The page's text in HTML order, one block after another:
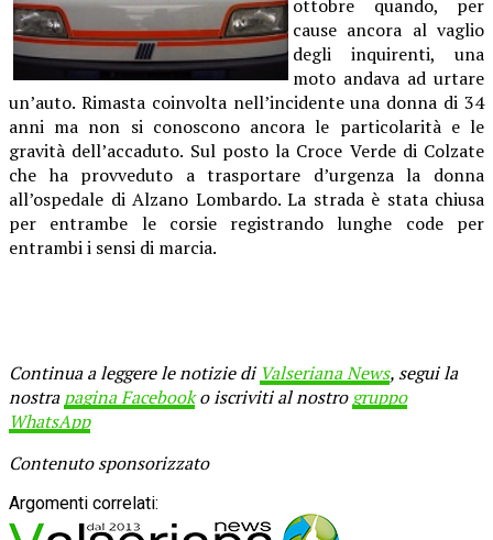
ottobre quando, per
cause ancora al vaglio
degli inquirenti, una
moto andava ad urtare
un’auto. Rimasta coinvolta nell’incidente una donna di 34
anni ma non si conoscono ancora le particolarità e le
gravità dell’accaduto. Sul posto la Croce Verde di Colzate
che ha provveduto a trasportare d’urgenza la donna
all’ospedale di Alzano Lombardo. La strada è stata chiusa
per entrambe le corsie registrando lunghe code per
entrambi i sensi di marcia.
Continua a leggere le notizie di Valseriana News, segui la
nostrapagina Facebooko iscriviti al nostrogruppo
WhatsApp
Contenuto sponsorizzato
Argomenti correlati: